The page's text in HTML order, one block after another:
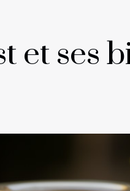
et ses